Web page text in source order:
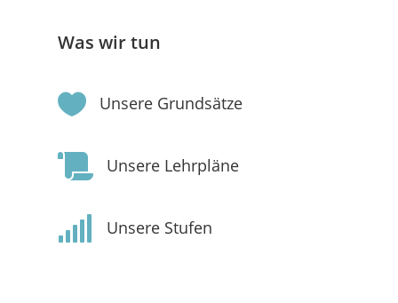
Was wir tun
 Unsere Grundsätze
 Unsere Lehrpläne
 Unsere Stufen